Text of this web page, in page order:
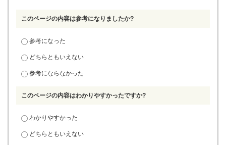
このページの内容は参考になりましたか?
参考になった
どちらともいえない
参考にならなかった
このページの内容はわかりやすかったですか?
わかりやすかった
どちらともいえない